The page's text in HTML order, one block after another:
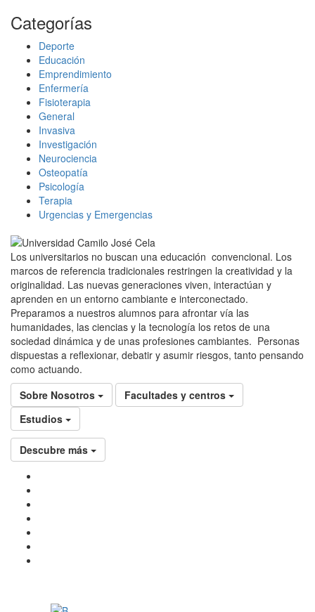
Categorías
Deporte
Educación
Emprendimiento
Enfermería
Fisioterapia
General
Invasiva
Investigación
Neurociencia
Osteopatía
Psicología
Terapia
Urgencias y Emergencias
Los universitarios no buscan una educación convencional. Los
marcos de referencia tradicionales restringen la creatividad y la
originalidad. Las nuevas generaciones viven, interactúan y
aprenden en un entorno cambiante e interconectado.
Preparamos a nuestros alumnos para afrontar vía las
humanidades, las ciencias y la tecnología los retos de una
sociedad dinámica y de unas profesiones cambiantes. Personas
dispuestas a reflexionar, debatir y asumir riesgos, tanto pensando
como actuando.
Sobre Nosotros
Facultades y centros
Estudios
Descubre más